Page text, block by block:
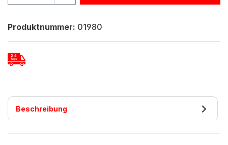
Produktnummer: 01980
Beschreibung